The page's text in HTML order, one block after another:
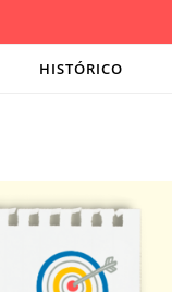
HISTÓRICO